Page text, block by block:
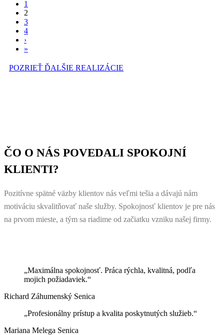
1
2
3
4
›
»
POZRIEŤ ĎALŠIE REALIZÁCIE
ČO O NÁS POVEDALI SPOKOJNÍ
KLIENTI?
Pozitívne spätné väzby klientov nás veľmi tešia a dávajú nám
motiváciu skvalitňovať naše služby. Spokojnosť klientov je pre nás
na prvom mieste, a tým sa riadime od začiatku vzniku našej firmy.
„Maximálna spokojnosť. Práca rýchla, kvalitná, podľa
mojich požiadaviek.“
Richard Záhumenský Senica
„Profesionálny prístup a kvalita poskytnutých služieb.“
Mariana Melega Senica